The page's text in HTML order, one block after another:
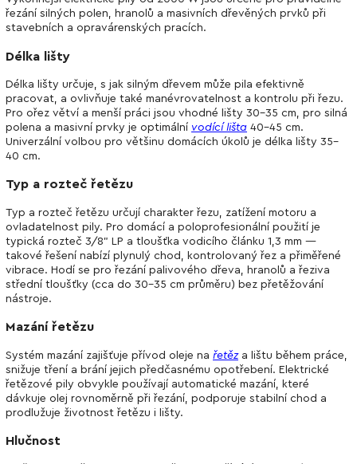
řezání silných polen, hranolů a masivních dřevěných prvků při
stavebních a opravárenských pracích.
Délka lišty
Délka lišty určuje, s jak silným dřevem může pila efektivně
pracovat, a ovlivňuje také manévrovatelnost a kontrolu při řezu.
Pro ořez větví a menší práci jsou vhodné lišty 30–35 cm, pro silná
polena a masivní prvky je optimální vodící lišta 40–45 cm.
Univerzální volbou pro většinu domácích úkolů je délka lišty 35–
40 cm.
Typ a rozteč řetězu
Typ a rozteč řetězu určují charakter řezu, zatížení motoru a
ovladatelnost pily. Pro domácí a poloprofesionální použití je
typická rozteč 3/8" LP a tloušťka vodicího článku 1,3 mm —
takové řešení nabízí plynulý chod, kontrolovaný řez a přiměřené
vibrace. Hodí se pro řezání palivového dřeva, hranolů a řeziva
střední tloušťky (cca do 30–35 cm průměru) bez přetěžování
nástroje.
Mazání řetězu
Systém mazání zajišťuje přívod oleje na řetěza lištu během práce,
snižuje tření a brání jejich předčasnému opotřebení. Elektrické
řetězové pily obvykle používají automatické mazání, které
dávkuje olej rovnoměrně při řezání, podporuje stabilní chod a
prodlužuje životnost řetězu i lišty.
Hlučnost